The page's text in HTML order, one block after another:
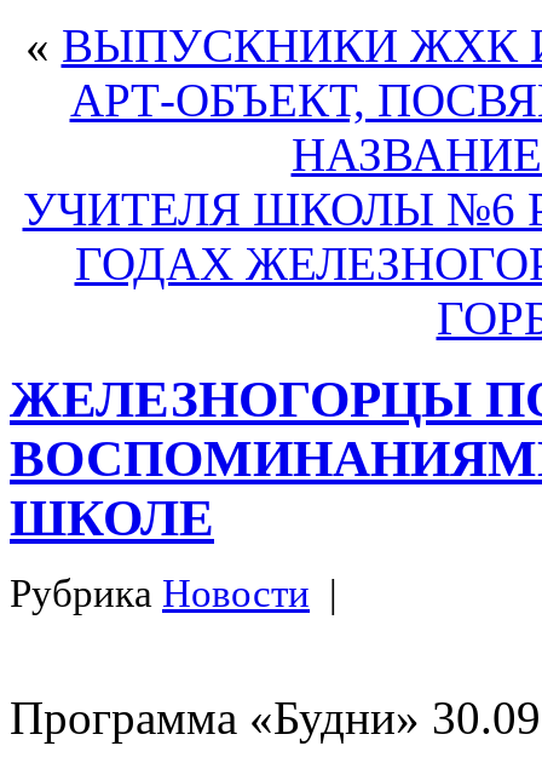
« ВЫПУСКНИКИ ЖХК
АРТ-ОБЪЕКТ,
УЧИТЕЛЯ ШКОЛЫ №6
ГОДАХ
ЖЕЛЕЗНОГОРЦЫ
ШКОЛЕ
Рубрика Новости |
Программа «Будни»